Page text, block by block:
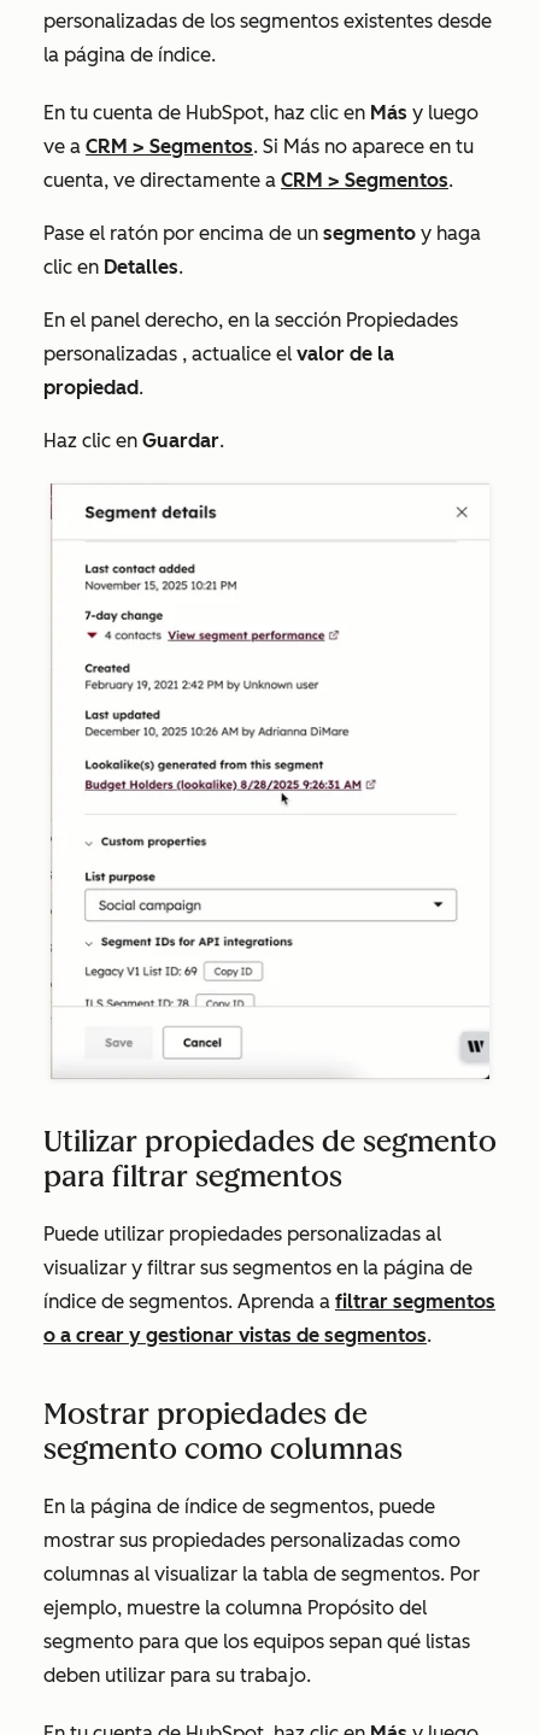
personalizadas de los segmentos existentes desde
la página de índice.
En tu cuenta de HubSpot, haz clic en Más y luego
ve a CRM > Segmentos. Si Más no aparece en tu
cuenta, ve directamente a CRM > Segmentos.
Pase el ratón por encima de un segmento y haga
clic en Detalles.
En el panel derecho, en la sección Propiedades
personalizadas , actualice el valor de la
propiedad.
Haz clic en Guardar.
Utilizar propiedades de segmento
para filtrar segmentos
Puede utilizar propiedades personalizadas al
visualizar y filtrar sus segmentos en la página de
índice de segmentos. Aprenda a filtrar segmentos
o a crear y gestionar vistas de segmentos.
Mostrar propiedades de
segmento como columnas
En la página de índice de segmentos, puede
mostrar sus propiedades personalizadas como
columnas al visualizar la tabla de segmentos. Por
ejemplo, muestre la columna Propósito del
segmento para que los equipos sepan qué listas
deben utilizar para su trabajo.